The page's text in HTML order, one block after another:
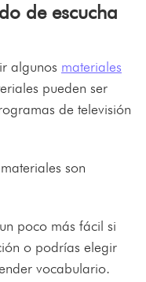
de escucha
algunos materiales
pueden ser
de televisión
son
poco más fácil si
o podrías elegir
vocabulario.